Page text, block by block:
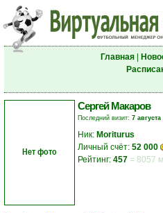
Главная|
Нет фото
Сергей Макаров
Последний визит: 7
Ник: Moriturus
Личный счёт: 52 000
Рейтинг: 457 = 8057